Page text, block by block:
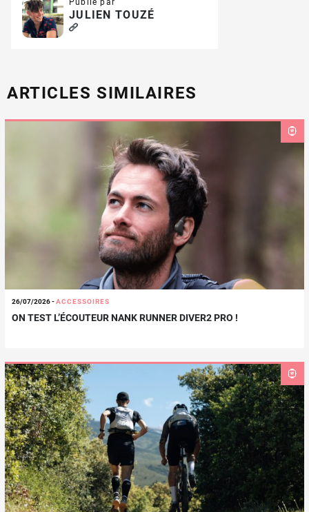
Publié par
JULIEN TOUZÉ
ARTICLES SIMILAIRES
26/07/2026-ACCESSOIRES
ON TEST L’ÉCOUTEUR NANK RUNNER DIVER2 PRO !